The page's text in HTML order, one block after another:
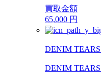
買取金額
65,000 円
DENIM
DENIM TEARS